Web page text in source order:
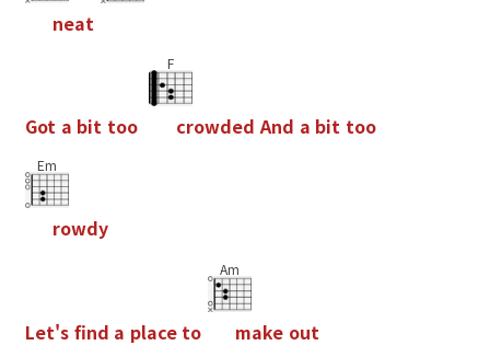
neat
Got a bit too
F
crowded And a bit too
Em
rowdy
Let's fnd a place to
Am
make out